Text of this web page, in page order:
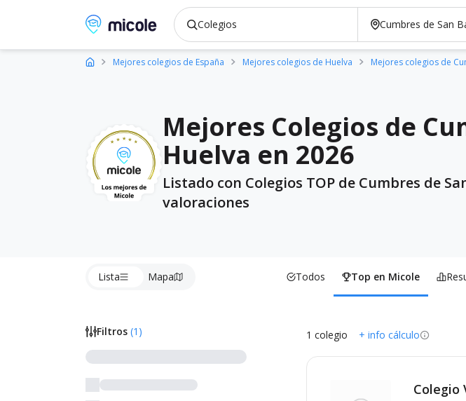
Micole, buscador de colegios
Mejores colegios de España Mejores colegios de Huelva Mejores colegios de
Mejores Colegios de
Huelva en 2026
Listado con Colegios TOP de Cumbres de
valoraciones
Lista Mapa Todos Top en Micole
Filtros (1 ) 1 colegio + info cálculo
Colegio